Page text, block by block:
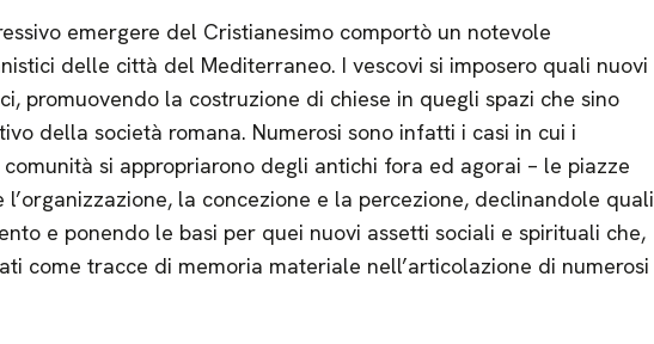
emergere del Cristianesimo comportò un notevole
delle città del Mediterraneo. I vescovi si imposero quali nuovi
promuovendo la costruzione di chiese in quegli spazi che sino
della società romana. Numerosi sono infatti i casi in cui i
si appropriarono degli antichi fora ed agorai – le piazze
la concezione e la percezione, declinandole quali
e ponendo le basi per quei nuovi assetti sociali e spirituali che,
come tracce di memoria materiale nell’articolazione di numerosi